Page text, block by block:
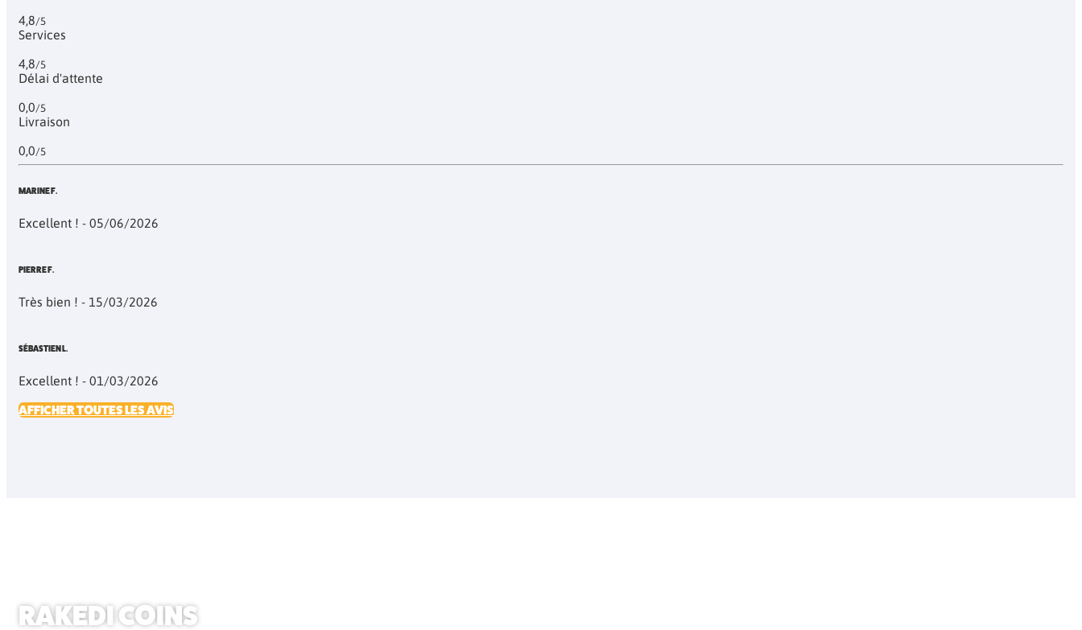
4,8/5
Services
4,8/5
Délai d'attente
0,0/5
Livraison
0,0/5
MARINE F.
Excellent ! - 05/06/2026
PIERRE F.
Très bien ! - 15/03/2026
SÉBASTIEN L.
Excellent ! - 01/03/2026
AFFICHER TOUTES LES AVIS
RAKEDI COINS